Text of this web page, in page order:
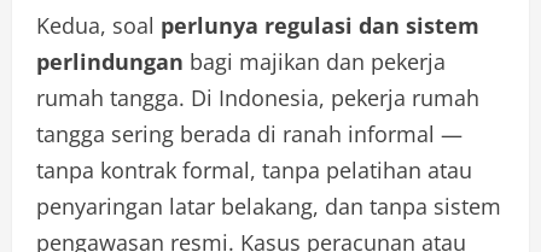
Kedua, soal perlunya regulasi dan sistem
perlindungan bagi majikan dan pekerja
rumah tangga. Di Indonesia, pekerja rumah
tangga sering berada di ranah informal —
tanpa kontrak formal, tanpa pelatihan atau
penyaringan latar belakang, dan tanpa sistem
pengawasan resmi. Kasus peracunan atau